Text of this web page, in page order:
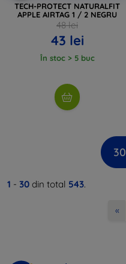
TECH-PROTECT NATURALFIT
APPLE AIRTAG 1 / 2 NEGRU
48 lei
43 lei
În stoc > 5 buc
30
1 - 30 din total 543.
«